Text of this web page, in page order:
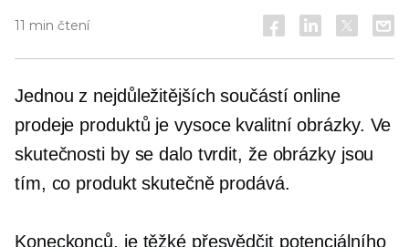
11 min čtení
Jednou z nejdůležitějších součástí online
prodeje produktů je vysoce kvalitníobrázky. Ve
skutečnosti by se dalo tvrdit, že obrázky jsou
tím, co produkt skutečně prodává.
Koneckonců, je těžké přesvědčit potenciálního